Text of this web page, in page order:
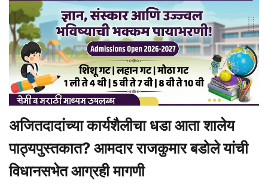
अजितदादांच्या कार्यशैलीचा धडा आता शालेय
पाठ्यपुस्तकात? आमदार राजकुमार बडोले यांची
विधानसभेत आग्रही मागणी